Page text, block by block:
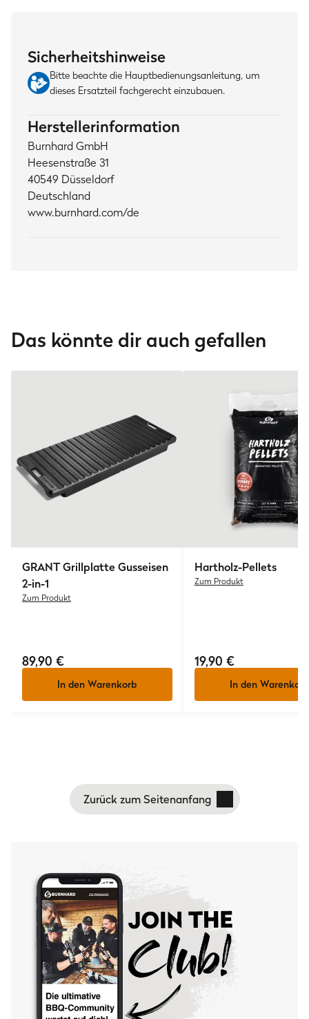
Sicherheitshinweise
Bitte beachte die Hauptbedienungsanleitung, um
dieses Ersatzteil fachgerecht einzubauen.
Herstellerinformation
Burnhard GmbH
Heesenstraße 31
40549 Düsseldorf
Deutschland
www.burnhard.com/de
Das könnte dir auch gefallen
GRANT Grillplatte Gusseisen
2-in-1
Zum Produkt
89,90 €
In den Warenkorb
Hartholz-Pellets
Zum Produkt
19,90 €
In den Warenkorb
Zurück zum Seitenanfang